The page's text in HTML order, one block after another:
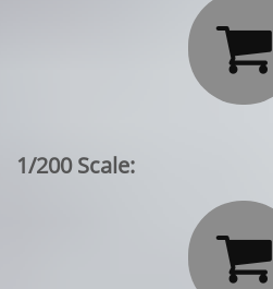

1/200 Scale:
